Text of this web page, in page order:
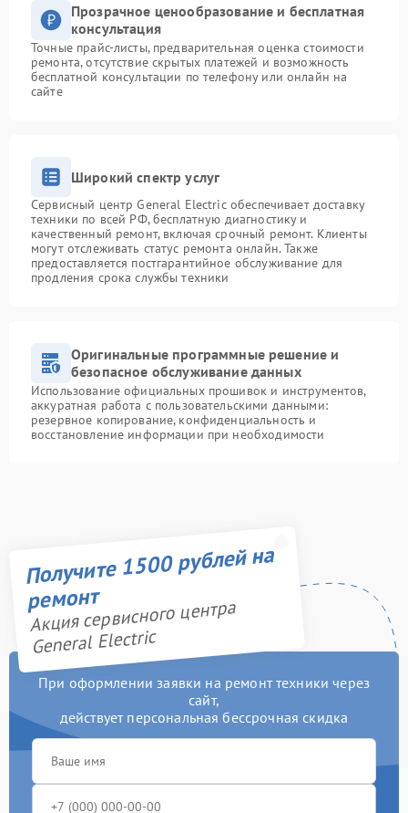
Прозрачное ценообразование и бесплатная
консультация
Точные прайс-листы, предварительная оценка стоимости
ремонта, отсутствие скрытых платежей и возможность
бесплатной консультации по телефону или онлайн на
сайте
Широкий спектр услуг
Сервисный центр General Electric обеспечивает доставку
техники по всей РФ, бесплатную диагностику и
качественный ремонт, включая срочный ремонт. Клиенты
могут отслеживать статус ремонта онлайн. Также
предоставляется постгарантийное обслуживание для
продления срока службы техники
Оригинальные программные решение и
безопасное обслуживание данных
Использование официальных прошивок и инструментов,
аккуратная работа с пользовательскими данными:
резервное копирование, конфиденциальность и
восстановление информации при необходимости
Получите 1500 рублей на
ремонт
Акция сервисного центра
General Electric
При оформлении заявки на ремонт техники через
сайт,
действует персональная бессрочная скидка